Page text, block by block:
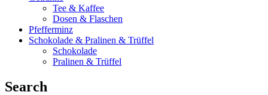
Tee & Kaffee
Dosen & Flaschen
Pfefferminz
Schokolade & Pralinen & Trüffel
Schokolade
Pralinen & Trüffel
Search